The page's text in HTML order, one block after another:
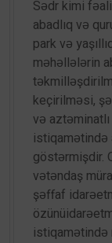
Sədr kimi
abadlıq və
park və
məhəllələrin
keçirilməsi,
və
istiqamətində
göstərmişdir.
vətəndaş
şəffaf
istiqamətində